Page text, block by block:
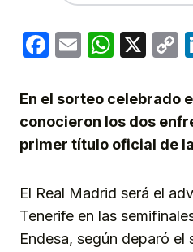
Facebook
Email X
En el sorteo celebrado
conocieron los dos
primer título oficial de
El Real Madrid será el
Tenerife en las
Endesa, según deparó